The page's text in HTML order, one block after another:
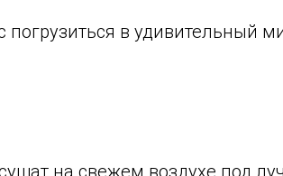
в удивительный
на свежем воздухе под